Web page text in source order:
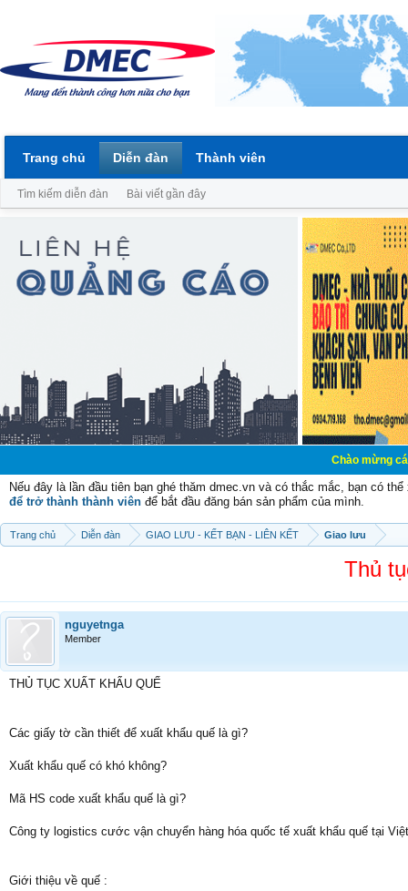
Chào mừng các bạn
Nếu đây là lần đầu tiên bạn ghé thăm dmec.vn và có thắc mắc, bạn có
để trở thành thành viên để bắt đầu đăng bán sản phẩm của mình.
Trang chủ Diễn đàn GIAO LƯU - KẾT BẠN - LIÊN KẾT Giao lưu
Thủ
nguyetnga
Member
THỦ TỤC XUẤT KHẨU QUẾ
Các giấy tờ cần thiết để xuất khẩu quế là gì?
Xuất khẩu quế có khó không?
Mã HS code xuất khẩu quế là gì?
Công ty logistics cước vận chuyển hàng hóa quốc tế xuất khẩu quế tại
Giới thiệu về quế :
Trang chủ Diễn đàn
Tìm kiếm diễn đàn Bài viết gần đây
Thành viên